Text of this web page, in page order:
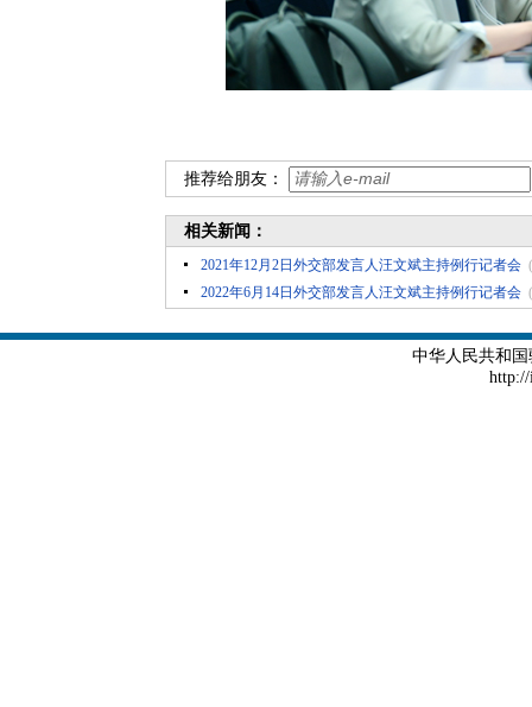
推荐给朋友：
相关新闻：
2021年12月2日外交部发言人汪文斌主持例行记者会
2022年6月14日外交部发言人汪文斌主持例行记者会
中华人民共和
http://